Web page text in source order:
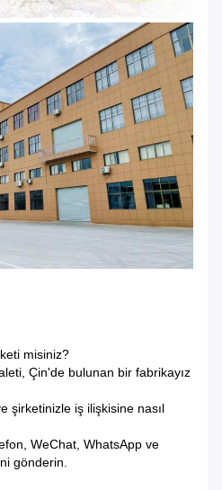
misiniz?
Çin'de bulunan bir fabrikayız
şirketinizle iş ilişkisine nasıl
WeChat, WhatsApp ve
gönderin.